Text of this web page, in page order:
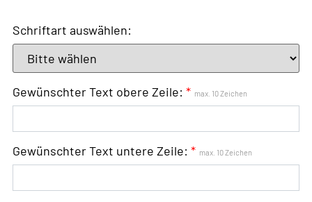
Schriftart auswählen:
Gewünschter Text obere Zeile: * max. 10 Zeichen
Gewünschter Text untere Zeile: * max. 10 Zeichen